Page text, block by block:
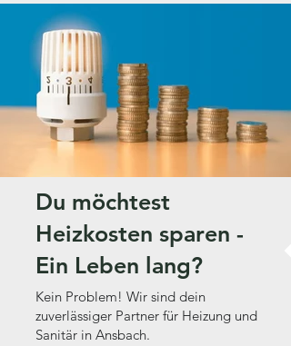
Du möchtest
Heizkosten sparen -
Ein Leben lang?
Kein Problem! Wir sind dein
zuverlässiger Partner für Heizung und
Sanitär in Ansbach.